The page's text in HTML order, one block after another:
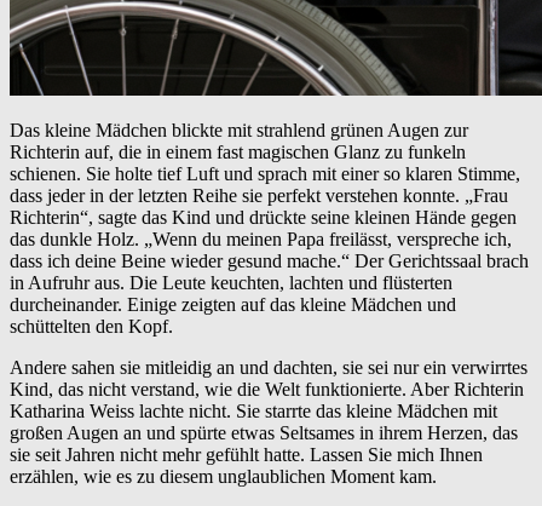
Das kleine Mädchen blickte mit strahlend grünen Augen zur
Richterin auf, die in einem fast magischen Glanz zu funkeln
schienen. Sie holte tief Luft und sprach mit einer so klaren Stimme,
dass jeder in der letzten Reihe sie perfekt verstehen konnte. „Frau
Richterin“, sagte das Kind und drückte seine kleinen Hände gegen
das dunkle Holz. „Wenn du meinen Papa freilässt, verspreche ich,
dass ich deine Beine wieder gesund mache.“ Der Gerichtssaal brach
in Aufruhr aus. Die Leute keuchten, lachten und flüsterten
durcheinander. Einige zeigten auf das kleine Mädchen und
schüttelten den Kopf.
Andere sahen sie mitleidig an und dachten, sie sei nur ein verwirrtes
Kind, das nicht verstand, wie die Welt funktionierte. Aber Richterin
Katharina Weiss lachte nicht. Sie starrte das kleine Mädchen mit
großen Augen an und spürte etwas Seltsames in ihrem Herzen, das
sie seit Jahren nicht mehr gefühlt hatte. Lassen Sie mich Ihnen
erzählen, wie es zu diesem unglaublichen Moment kam.